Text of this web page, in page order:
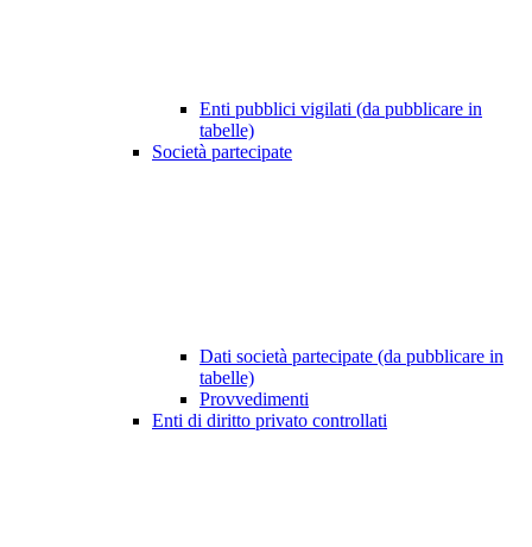
Enti pubblici vigilati (da pubblicare in
tabelle)
Società partecipate
Dati società partecipate (da pubblicare in
tabelle)
Provvedimenti
Enti di diritto privato controllati